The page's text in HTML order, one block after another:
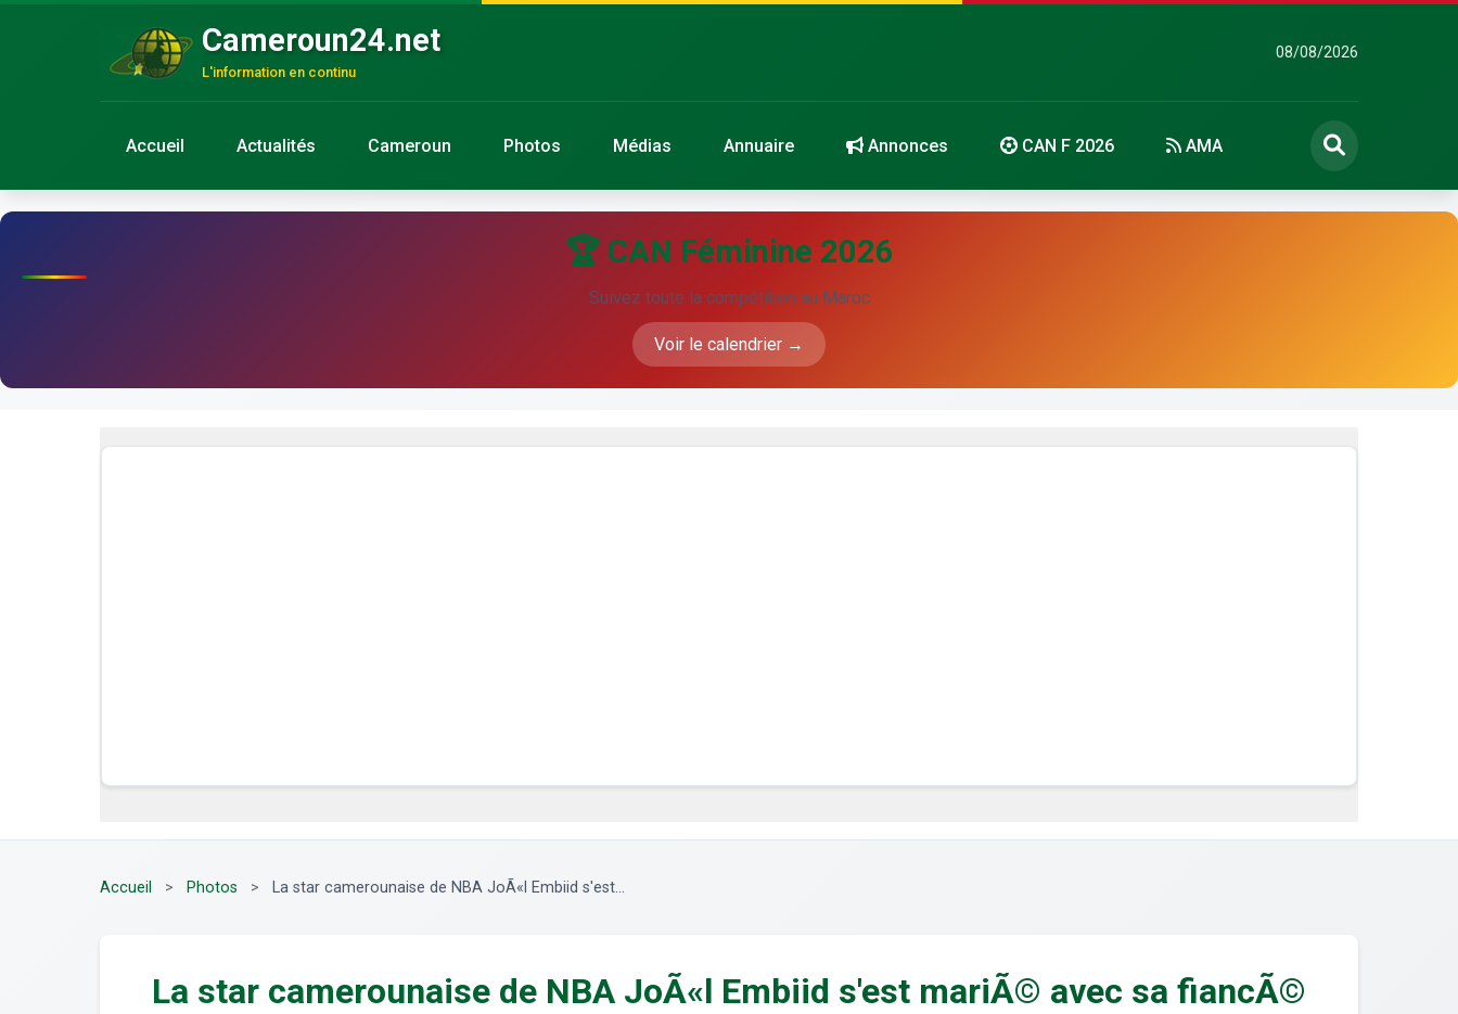
Cameroun24.net
L'information en continu
08/08/2026
Accueil Actualités Cameroun Photos Médias Annuaire Annonces CAN F 2026 AMA
🏆 CAN Féminine 2026
Suivez toute la compétition au Maroc
Voir le calendrier →
Accueil > Photos > La star camerounaise de NBA JoÃ«l Embiid s'est...
La star camerounaise de NBA JoÃ«l Embiid s'est mariÃ© avec sa fiancÃ©